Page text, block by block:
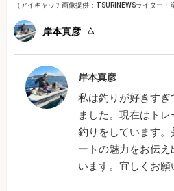
（アイキャッチ画像提供：TSURINEWSライター・
岸本真彦
岸本真彦
私は釣りが好きす
ました。現在はト
釣りをしています
ートの魅力をお伝
います。宜しくお願